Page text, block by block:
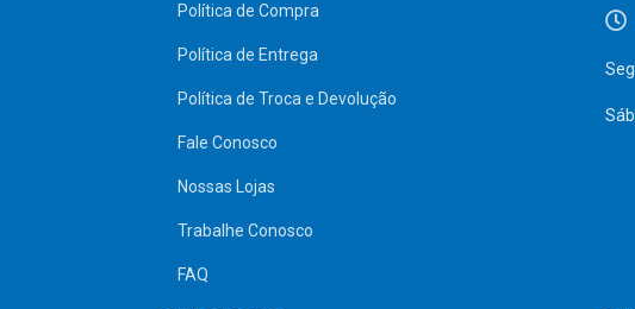
Política de Compra
Política de Entrega
Política de Troca e Devolução
Fale Conosco
Nossas Lojas
Trabalhe Conosco
FAQ